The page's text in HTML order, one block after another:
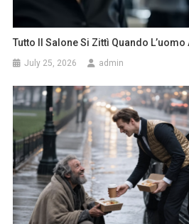
Tutto Il Salone Si Zittì Quando
July 25, 2026 admin